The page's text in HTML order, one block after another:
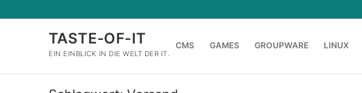
Inhalt
TASTE-OF-IT
EIN EINBLICK IN DIE WELT DER IT.
CMS GAMES GROUPWARE LINUX